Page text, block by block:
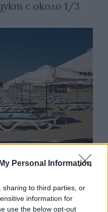
Personal Information
sharing to third parties, or
information for
use the below opt-out
с около 1/3
да